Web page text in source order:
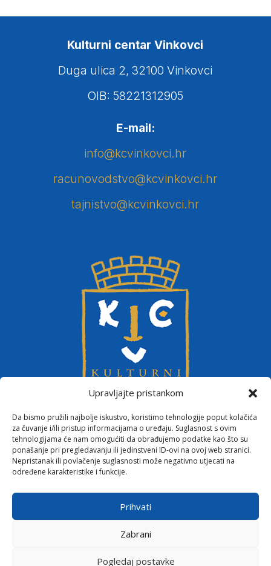
Upravljajte pristankom
Da bismo pružili najbolje iskustvo, koristimo tehnologije poput kolačića
za čuvanje i/ili pristup informacijama o uređaju. Suglasnost s ovim
tehnologijama će nam omogućiti da obrađujemo podatke kao što su
ponašanje pri pregledavanju ili jedinstveni ID-ovi na ovoj web stranici.
Nepristanak ili povlačenje suglasnosti može negativno utjecati na
određene karakteristike i funkcije.
Prihvati
Zabrani
Pogledaj postavke
Kulturni centar Vinkovci
Duga ulica 2, 32100 Vinkovci
OIB: 58221312905
E-mail:
info@kcvinkovci.hr
racunovodstvo@kcvinkovci.hr
tajnistvo@kcvinkovci.hr
Politika kolačića